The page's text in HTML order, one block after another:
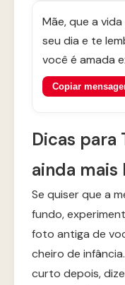
Mãe, que a
seu dia e te
você é amada
Copiar
Dicas para
ainda mais
Se quiser que a
fundo,
foto antiga de
cheiro de
curto depois,